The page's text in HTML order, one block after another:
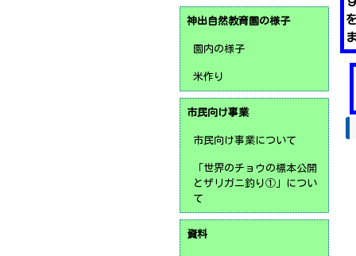
神出自然教育園の様子
園内の様子
米作り
市民向け事業
市民向け事業について
「世界のチョウの標本公開
とザリガニ釣り①」につい
て
資料